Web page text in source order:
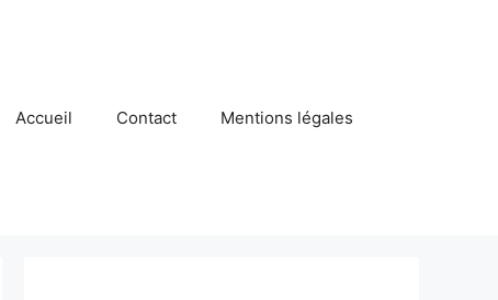
Accueil Contact Mentions légales